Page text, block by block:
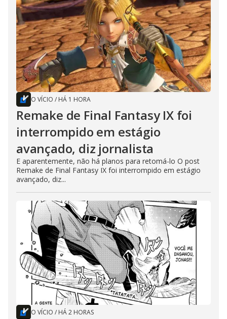
O VÍCIO / HÁ 1 HORA
Remake de Final Fantasy IX foi
interrompido em estágio
avançado, diz jornalista
E aparentemente, não há planos para retomá-lo O post
Remake de Final Fantasy IX foi interrompido em estágio
avançado, diz...
O VÍCIO / HÁ 2 HORAS